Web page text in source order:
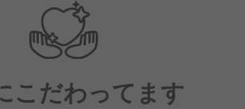
が大好きだ！
が大好きだ！
い切れる方と働きたいと強く願って
こだわってます